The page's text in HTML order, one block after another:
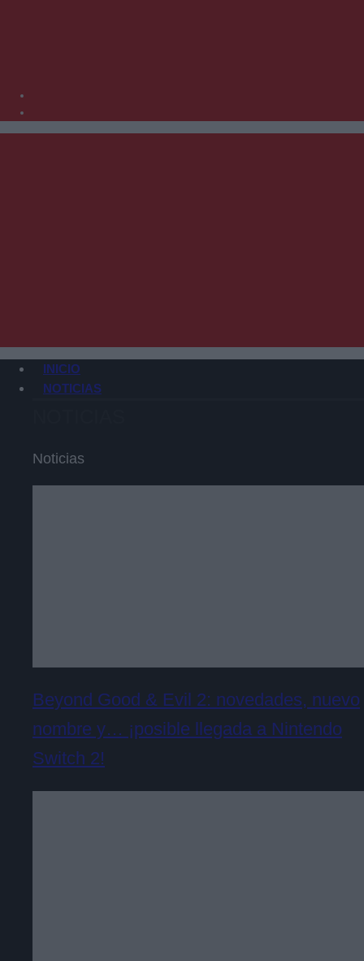
INICIO
NOTICIAS
Noticias
Beyond Good & Evil 2: novedades, nuevo
nombre y… ¡posible llegada a Nintendo
Switch 2!